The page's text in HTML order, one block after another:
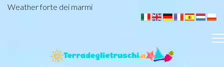
Weather forte dei marmi